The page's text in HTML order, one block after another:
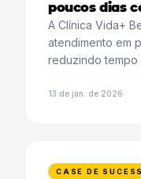
poucos dias
A Clínica Vida+
atendimento em
reduzindo tempo
13 de jan. de 2026
CASE DE